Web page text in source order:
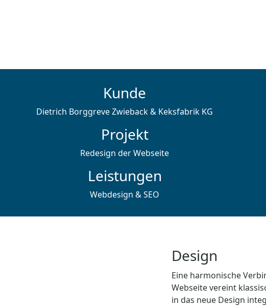
Kunde
Dietrich Borggreve Zwieback & Keksfabrik KG
Projekt
Redesign der Webseite
Leistungen
Webdesign & SEO
Design
Eine harmonische
Webseite vereint
in das neue Design